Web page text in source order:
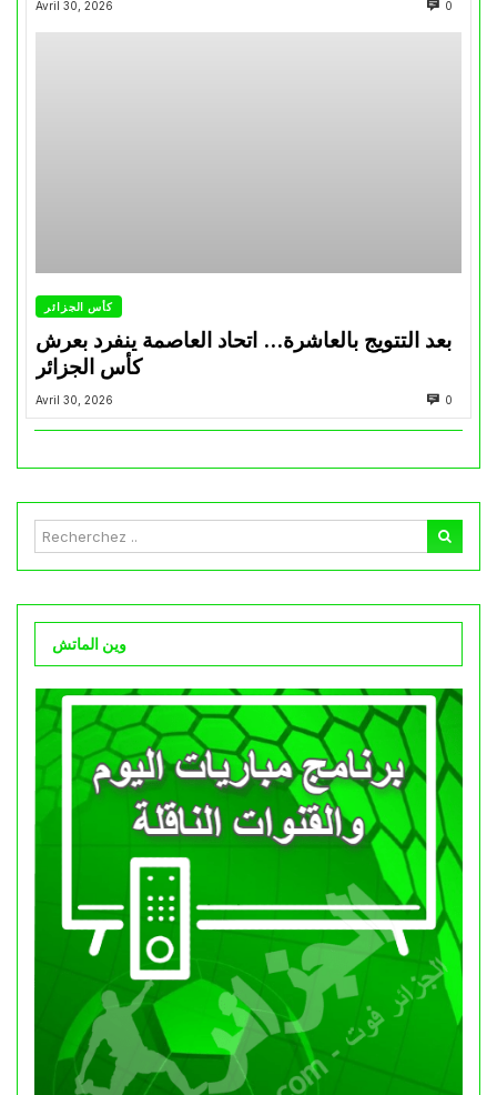
Avril 30, 2026 0
كأس الجزائر
بعد التتويج بالعاشرة… اتحاد العاصمة ينفرد بعرش
كأس الجزائر
Avril 30, 2026 0
وين الماتش